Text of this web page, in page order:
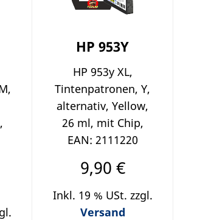
HP 953Y
HP 953y XL,
Tintenpatronen, Y,
alternativ, Yellow,
26 ml, mit Chip,
EAN: 2111220
9,90 €
Inkl. 19 % USt. zzgl.
Versand